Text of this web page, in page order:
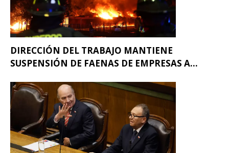
DIRECCIÓN DEL TRABAJO MANTIENE
SUSPENSIÓN DE FAENAS DE EMPRESAS A...